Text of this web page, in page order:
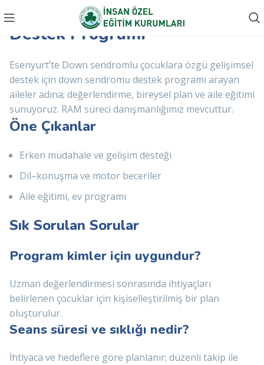
Esenyurt Down Sendromu
Destek Programı
Esenyurt’te Down sendromlu çocuklara özgü gelişimsel
destek için down sendromu destek programı arayan
aileler adına; değerlendirme, bireysel plan ve aile eğitimi
sunuyoruz. RAM süreci danışmanlığımız mevcuttur.
Öne Çıkanlar
Erken müdahale ve gelişim desteği
Dil–konuşma ve motor beceriler
Aile eğitimi, ev programı
Sık Sorulan Sorular
Program kimler için uygundur?
Uzman değerlendirmesi sonrasında ihtiyaçları
belirlenen çocuklar için kişiselleştirilmiş bir plan
oluşturulur.
Seans süresi ve sıklığı nedir?
İhtiyaca ve hedeflere göre planlanır; düzenli takip ile